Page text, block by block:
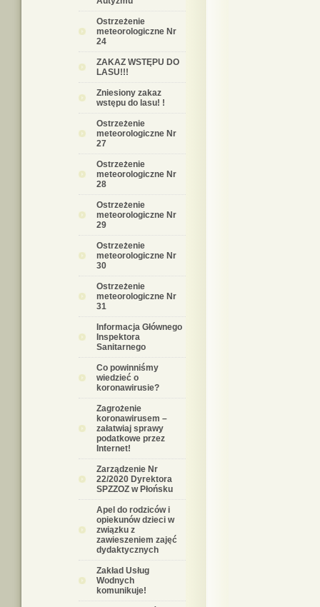
Ostrzeżenie
meteorologiczne Nr
24
ZAKAZ WSTĘPU DO
LASU!!!
Zniesiony zakaz
wstępu do lasu! !
Ostrzeżenie
meteorologiczne Nr
27
Ostrzeżenie
meteorologiczne Nr
28
Ostrzeżenie
meteorologiczne Nr
29
Ostrzeżenie
meteorologiczne Nr
30
Ostrzeżenie
meteorologiczne Nr
31
Informacja Głównego
Inspektora
Sanitarnego
Co powinniśmy
wiedzieć o
koronawirusie?
Zagrożenie
koronawirusem –
załatwiaj sprawy
podatkowe przez
Internet!
Zarządzenie Nr
22/2020 Dyrektora
SPZZOZ w Płońsku
Apel do rodziców i
opiekunów dzieci w
związku z
zawieszeniem zajęć
dydaktycznych
Zakład Usług
Wodnych
komunikuje!